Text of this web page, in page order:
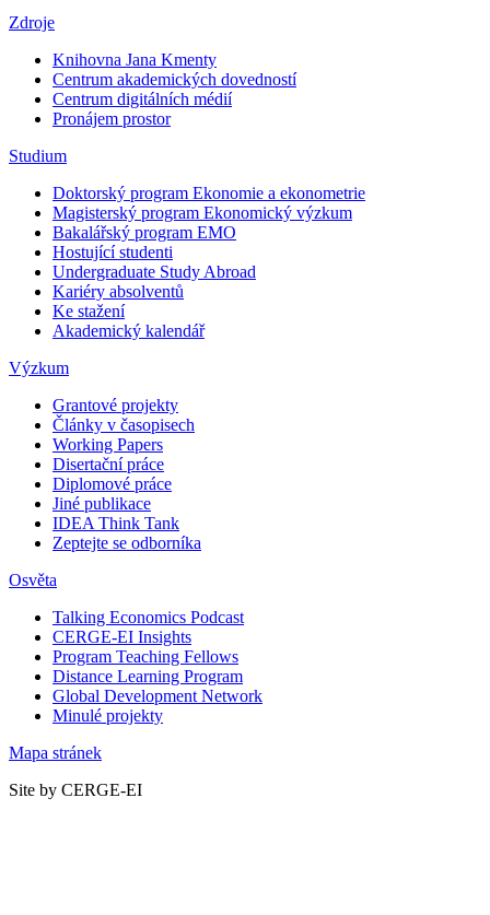
Zdroje
Knihovna Jana Kmenty
Centrum akademických dovedností
Centrum digitálních médií
Pronájem prostor
Studium
Doktorský program Ekonomie a ekonometrie
Magisterský program Ekonomický výzkum
Bakalářský program EMO
Hostující studenti
Undergraduate Study Abroad
Kariéry absolventů
Ke stažení
Akademický kalendář
Výzkum
Grantové projekty
Články v časopisech
Working Papers
Disertační práce
Diplomové práce
Jiné publikace
IDEA Think Tank
Zeptejte se odborníka
Osvěta
Talking Economics Podcast
CERGE-EI Insights
Program Teaching Fellows
Distance Learning Program
Global Development Network
Minulé projekty
Mapa stránek
Site by CERGE-EI